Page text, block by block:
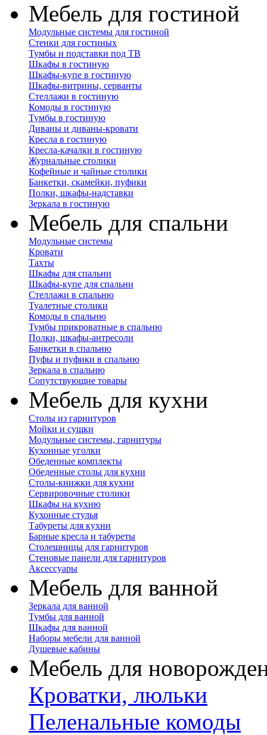
Мебель для гостиной
Модульные системы для гостиной
Стенки для гостиных
Тумбы и подставки под ТВ
Шкафы в гостиную
Шкафы-купе в гостиную
Шкафы-витрины, серванты
Стеллажи в гостиную
Комоды в гостиную
Тумбы в гостиную
Диваны и диваны-кровати
Кресла в гостиную
Кресла-качалки в гостиную
Журнальные столики
Кофейные и чайные столики
Банкетки, скамейки, пуфики
Полки, шкафы-надставки
Зеркала в гостиную
Мебель для спальни
Модульные системы
Кровати
Тахты
Шкафы для спальни
Шкафы-купе для спальни
Стеллажи в спальню
Туалетные столики
Комоды в спальню
Тумбы прикроватные в спальню
Полки, шкафы-антресоли
Банкетки в спальню
Пуфы и пуфики в спальню
Зеркала в спальню
Сопутствующие товары
Мебель для кухни
Столы из гарнитуров
Мойки и сушки
Модульные системы, гарнитуры
Кухонные уголки
Обеденные комплекты
Обеденные столы для кухни
Столы-книжки для кухни
Сервировочные столики
Шкафы на кухню
Кухонные стулья
Табуреты для кухни
Барные кресла и табуреты
Столешницы для гарнитуров
Стеновые панели для гарнитуров
Аксессуары
Мебель для ванной
Зеркала для ванной
Тумбы для ванной
Шкафы для ванной
Наборы мебели для ванной
Душевые кабины
Мебель для
Кроватки, люльки
Пеленальные комоды